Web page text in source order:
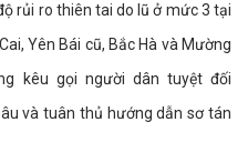
rủi ro thiên tai do lũ ở mức 3 tại
Yên Bái cũ, Bắc Hà và Mường
kêu gọi người dân tuyệt đối
và tuân thủ hướng dẫn sơ tán